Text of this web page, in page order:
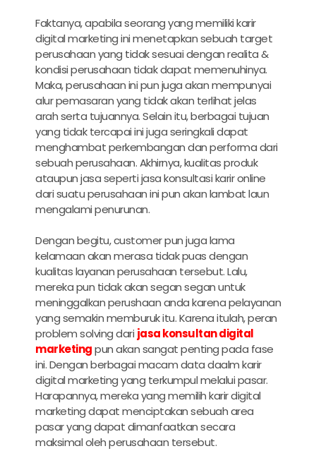
Faktanya, apabila seorang yang memilikikarir
digital marketingini menetapkan sebuah target
perusahaan yang tidak sesuai dengan realita &
kondisi perusahaan tidak dapat memenuhinya.
Maka, perusahaan ini pun juga akan mempunyai
alur pemasaran yang tidak akan terlihat jelas
arah serta tujuannya. Selain itu, berbagai tujuan
yang tidak tercapai ini juga seringkali dapat
menghambat perkembangan dan performa dari
sebuah perusahaan. Akhirnya, kualitas produk
ataupun jasa seperti jasa konsultasi karir online
dari suatu perusahaan ini pun akan lambat laun
mengalami penurunan.
Dengan begitu, customer pun juga lama
kelamaan akan merasa tidak puas dengan
kualitas layanan perusahaan tersebut. Lalu,
mereka pun tidak akan segan segan untuk
meninggalkan perushaan anda karena pelayanan
yang semakin memburuk itu. Karena itulah, peran
problem solving dari jasa konsultan digital
marketingpun akan sangat penting pada fase
ini. Dengan berbagai macam data daalmkarir
digital marketingyang terkumpul melalui pasar.
Harapannya, mereka yang memilihkarir digital
marketingdapat menciptakan sebuah area
pasar yang dapat dimanfaatkan secara
maksimal oleh perusahaan tersebut.